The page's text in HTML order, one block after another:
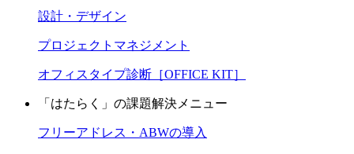
設計・デザイン
プロジェクトマネジメント
オフィスタイプ診断［OFFICE KIT］
「はたらく」の課題解決メニュー
フリーアドレス・ABWの導入